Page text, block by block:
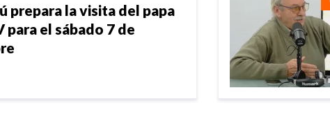
prepara la visita del papa
para el sábado 7 de